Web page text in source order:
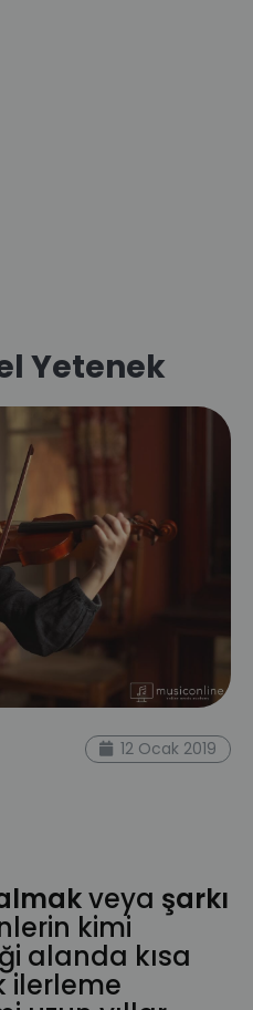
Yetenek
12 Ocak 2019
veya şarkı
kimi
alanda kısa
ilerleme